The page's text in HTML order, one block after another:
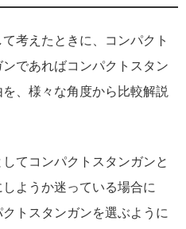
考えたときに、コンパクト
であればコンパクトスタン
、様々な角度から比較解説
てコンパクトスタンガンと
ようか迷っている場合に
トスタンガンを選ぶように